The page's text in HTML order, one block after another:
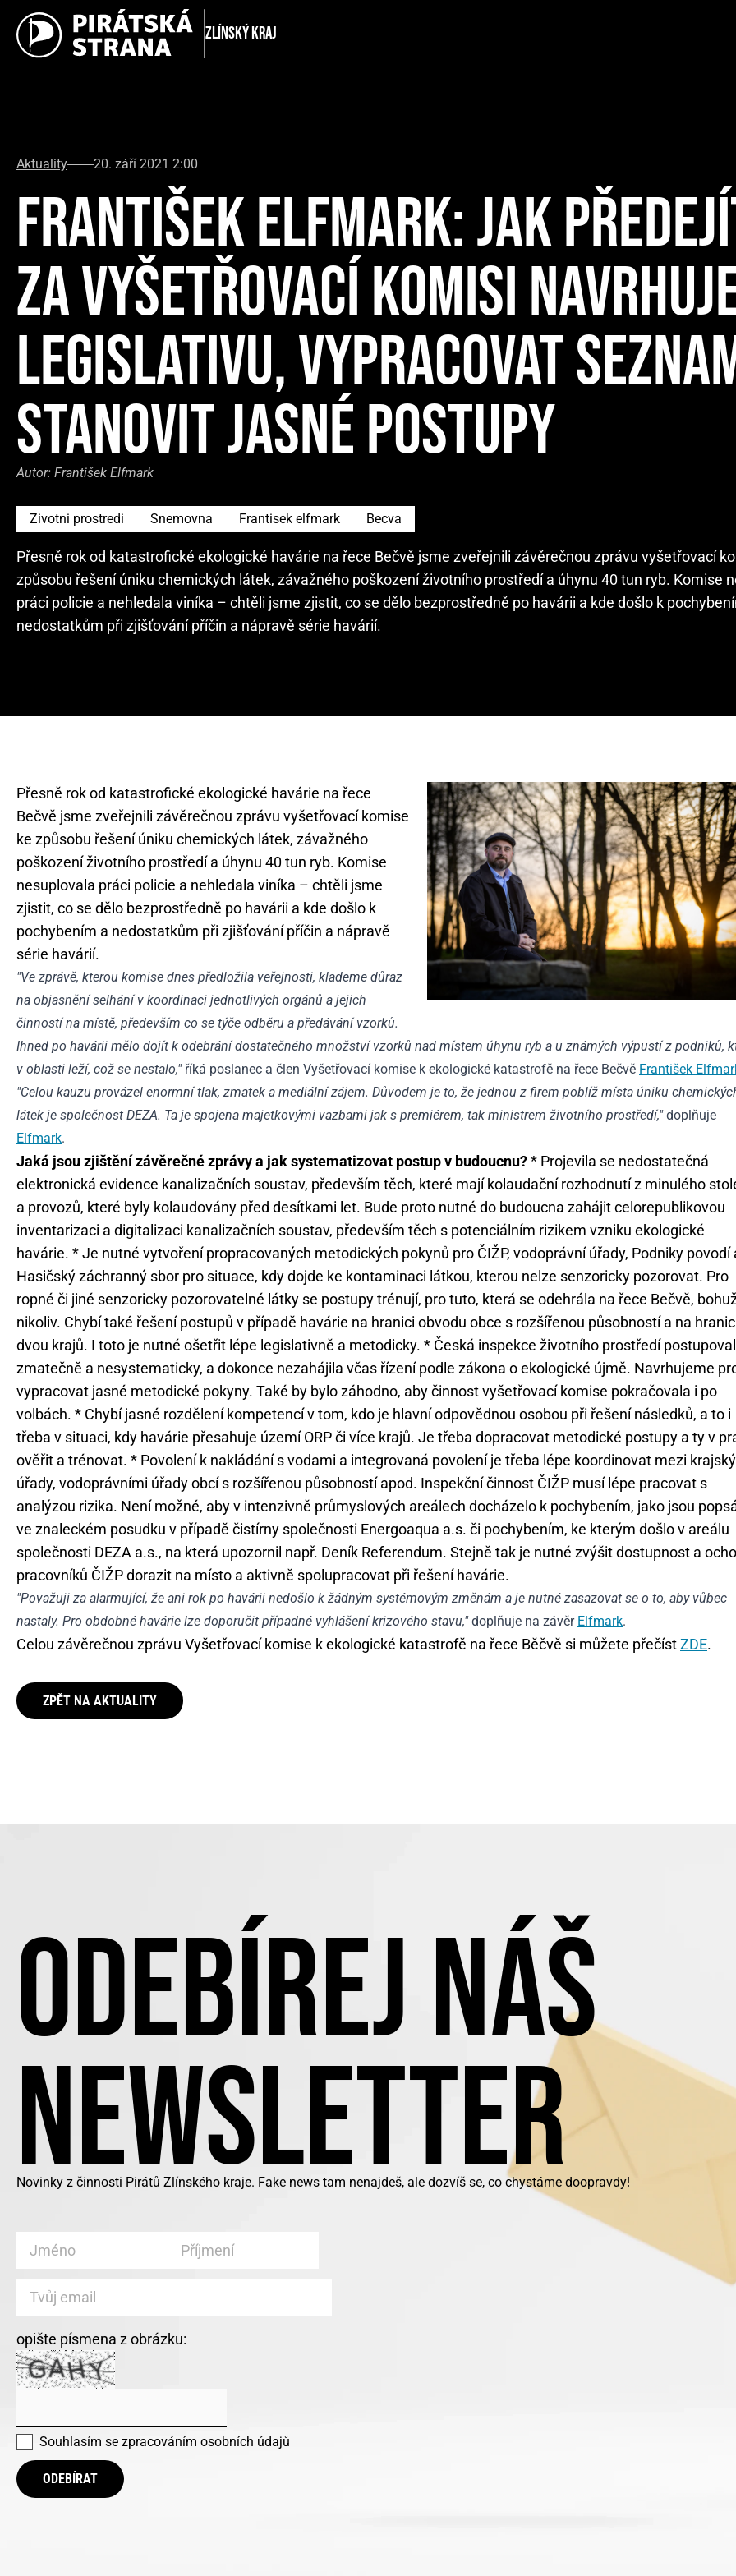
Zlínský kraj
Aktuality 20. září 2021 2:00
FRANTIŠEK ELFMARK: JAK
ZA VYŠETŘOVACÍ KOMISI
LEGISLATIVU, VYPRACOVAT
STANOVIT JASNÉ POSTUPY
Autor: František Elfmark
Zivotni prostredi Snemovna Frantisek elfmark Becva
Přesně rok od katastrofické ekologické havárie na řece Bečvě jsme zveřejnili závěrečnou zprávu vyšetřovací
způsobu řešení úniku chemických látek, závažného poškození životního prostředí a úhynu 40 tun ryb. Komise
práci policie a nehledala viníka – chtěli jsme zjistit, co se dělo bezprostředně po havárii a kde došlo k
nedostatkům při zjišťování příčin a nápravě série havárií.
Přesně rok od katastrofické ekologické havárie na řece
Bečvě jsme zveřejnili závěrečnou zprávu vyšetřovací komise
ke způsobu řešení úniku chemických látek, závažného
poškození životního prostředí a úhynu 40 tun ryb. Komise
nesuplovala práci policie a nehledala viníka – chtěli jsme
zjistit, co se dělo bezprostředně po havárii a kde došlo k
pochybením a nedostatkům při zjišťování příčin a nápravě
série havárií.
"Ve zprávě, kterou komise dnes předložila veřejnosti, klademe důraz
na objasnění selhání v koordinaci jednotlivých orgánů a jejich
činností na místě, především co se týče odběru a předávání vzorků.
Ihned po havárii mělo dojít k odebrání dostatečného množství vzorků nad místem úhynu ryb a u známých výpustí z podniků,
v oblasti leží, což se nestalo,"říká poslanec a člen Vyšetřovací komise k ekologické katastrofě na řece Bečvě František
"Celou kauzu provázel enormní tlak, zmatek a mediální zájem. Důvodem je to, že jednou z firem poblíž místa úniku
látek je společnost DEZA. Ta je spojena majetkovými vazbami jak s premiérem, tak ministrem životního prostředí,"doplňuje
Elfmark.
Jaká jsou zjištění závěrečné zprávy a jak systematizovat postup v budoucnu?* Projevila se nedostatečná
elektronická evidence kanalizačních soustav, především těch, které mají kolaudační rozhodnutí z minulého
a provozů, které byly kolaudovány před desítkami let. Bude proto nutné do budoucna zahájit celorepublikovou
inventarizaci a digitalizaci kanalizačních soustav, především těch s potenciálním rizikem vzniku ekologické
havárie. * Je nutné vytvoření propracovaných metodických pokynů pro ČIŽP, vodoprávní úřady, Podniky povodí
Hasičský záchranný sbor pro situace, kdy dojde ke kontaminaci látkou, kterou nelze senzoricky pozorovat. Pro
ropné či jiné senzoricky pozorovatelné látky se postupy trénují, pro tuto, která se odehrála na řece Bečvě,
nikoliv. Chybí také řešení postupů v případě havárie na hranici obvodu obce s rozšířenou působností a na
dvou krajů. I toto je nutné ošetřit lépe legislativně a metodicky. * Česká inspekce životního prostředí
zmatečně a nesystematicky, a dokonce nezahájila včas řízení podle zákona o ekologické újmě. Navrhujeme
vypracovat jasné metodické pokyny. Také by bylo záhodno, aby činnost vyšetřovací komise pokračovala i po
volbách. * Chybí jasné rozdělení kompetencí v tom, kdo je hlavní odpovědnou osobou při řešení následků, a to i
třeba v situaci, kdy havárie přesahuje území ORP či více krajů. Je třeba dopracovat metodické postupy a ty v
ověřit a trénovat. * Povolení k nakládání s vodami a integrovaná povolení je třeba lépe koordinovat mezi
úřady, vodoprávními úřady obcí s rozšířenou působností apod. Inspekční činnost ČIŽP musí lépe pracovat s
analýzou rizika. Není možné, aby v intenzivně průmyslových areálech docházelo k pochybením, jako jsou
ve znaleckém posudku v případě čistírny společnosti Energoaqua a.s. či pochybením, ke kterým došlo v areálu
společnosti DEZA a.s., na která upozornil např. Deník Referendum. Stejně tak je nutné zvýšit dostupnost a
pracovníků ČIŽP dorazit na místo a aktivně spolupracovat při řešení havárie.
"Považuji za alarmující, že ani rok po havárii nedošlo k žádným systémovým změnám a je nutné zasazovat se o to, aby vůbec
nastaly. Pro obdobné havárie lze doporučit případné vyhlášení krizového stavu,"doplňuje na závěr Elfmark.
Celou závěrečnou zprávu Vyšetřovací komise k ekologické katastrofě na řece Běčvě si můžete přečístZDE.
ZPĚT NA AKTUALITY
ODEBÍREJ NÁŠ
NEWSLETTER
Novinky z činnosti Pirátů Zlínského kraje. Fake news tam nenajdeš, ale dozvíš se, co chystáme doopravdy!
opište písmena z obrázku:
Souhlasím se zpracováním osobních údajů
ODEBÍRAT